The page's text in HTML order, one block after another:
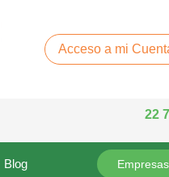
Acceso a mi
22
Blog Empresas